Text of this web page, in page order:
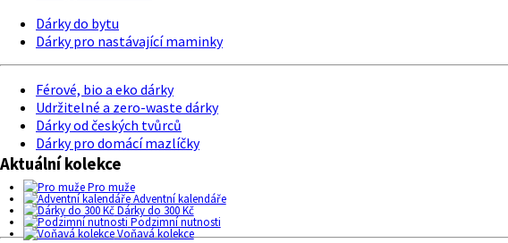
Dárky do bytu
Dárky pro nastávající maminky
Férové, bio a eko dárky
Udržitelné a zero-waste dárky
Dárky od českých tvůrců
Dárky pro domácí mazlíčky
Aktuální kolekce
Pro muže
Adventní kalendáře
Dárky do 300 Kč
Podzimní nutnosti
Voňavá kolekce